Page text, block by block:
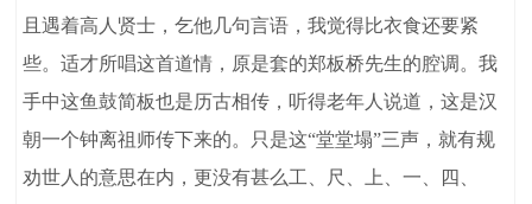
且遇着高人贤士，乞他几句言语，我觉得比衣食还要紧
些。适才所唱这首道情，原是套的郑板桥先生的腔调。我
手中这鱼鼓简板也是历古相传，听得老年人说道，这是汉
朝一个钟离祖师传下来的。只是这“堂堂塌”三声，就有规
劝世人的意思在内，更没有甚么工、尺、上、一、四、